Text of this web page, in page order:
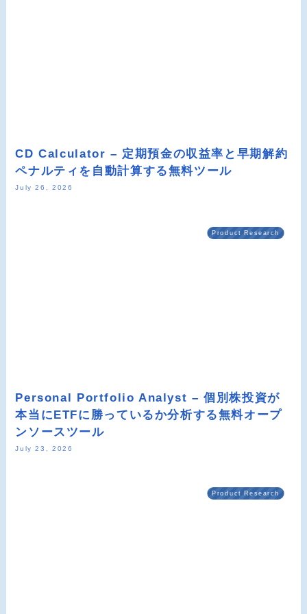
CD Calculator – 定期預金の収益率と早期解約
ペナルティを自動計算する無料ツール
July 26, 2026
Product Research
Personal Portfolio Analyst – 個別株投資が
本当にETFに勝っているか分析する無料オープ
ンソースツール
July 23, 2026
Product Research